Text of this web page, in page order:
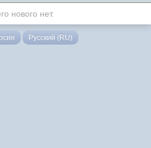
нового нет.
Русский (RU)